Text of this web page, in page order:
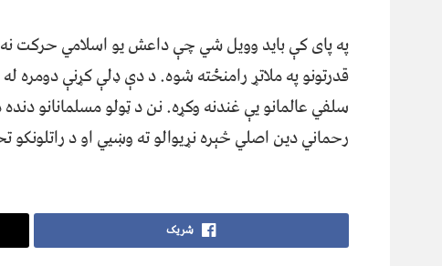
په پای کې باید وویل شي چې داعش یو اسلامي حرکت
قدرتونو په ملاتړ رامنځته شوه. د دې ډلې کړنې
سلفي عالمانو یې غندنه وکړه. نن د ټولو مسلمانانو
رحماني دین اصلي څېره نړيوالو ته وښيي او د
شریک